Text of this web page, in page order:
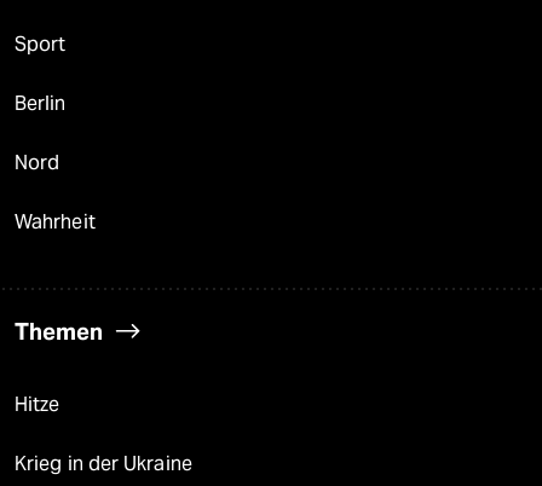
Sport
Berlin
Nord
Wahrheit
Themen
Hitze
Krieg in der Ukraine